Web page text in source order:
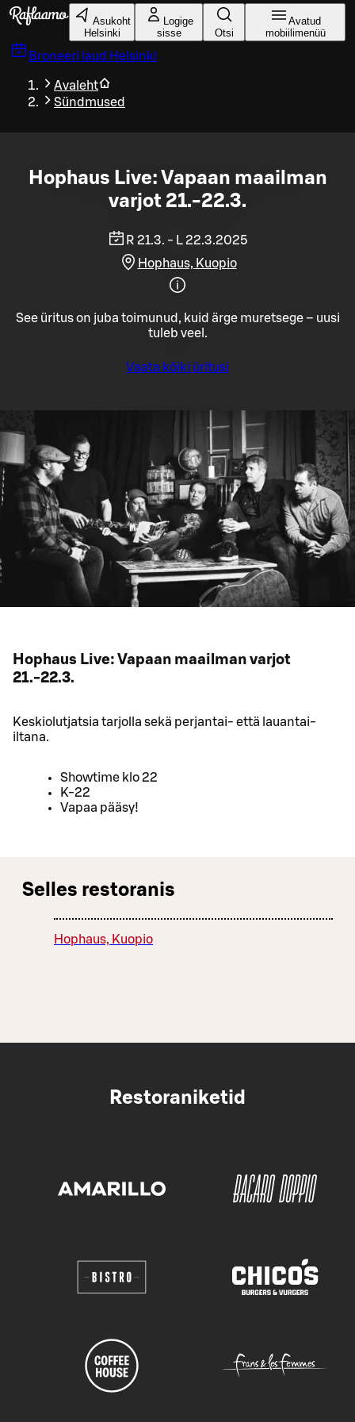
Liigu peamise sisu juurde
Asukoht
Helsinki
Logige
sisse
Otsi
Avatud
mobiilimenüü
Broneeri laud Helsinki
Avaleht
Sündmused
Hophaus Live: Vapaan maailman
varjot 21.-22.3.
R 21.3. - L 22.3.2025
Hophaus, Kuopio
See üritus on juba toimunud, kuid ärge muretsege – uusi
tuleb veel.
Vaata kõiki üritusi
Hophaus Live: Vapaan maailman varjot
21.-22.3.
Keskiolutjatsia tarjolla sekä perjantai- että lauantai-
iltana.
Showtime klo 22
K-22
Vapaa pääsy!
Selles restoranis
Hophaus, Kuopio
Restoraniketid